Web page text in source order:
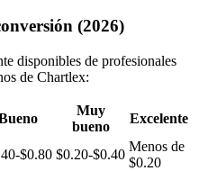
(2026)
disponibles de profesionales
de Chartlex:
Muy
bueno
Excelente
$0.80 $0.20-$0.40
Menos de
$0.20